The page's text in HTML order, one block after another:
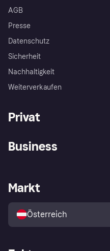
AGB
Presse
Datenschutz
Sicherheit
Nachhaltigkeit
Weiterverkaufen
Privat
Shops entdecken
Business
Händlerportal
Markt
Österreich